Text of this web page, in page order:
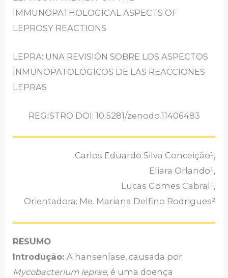
IMMUNOPATHOLOGICAL ASPECTS OF
LEPROSY REACTIONS
LEPRA: UNA REVISIÓN SOBRE LOS ASPECTOS
INMUNOPATOLOGICOS DE LAS REACCIONES
LEPRAS
REGISTRO DOI: 10.5281/zenodo.11406483
Carlos Eduardo Silva Conceição¹,
Eliara Orlando¹,
Lucas Gomes Cabral¹,
Orientadora: Me. Mariana Delfino Rodrigues²
RESUMO
Introdução:A hanseníase, causada por
Mycobacterium leprae, é uma doença